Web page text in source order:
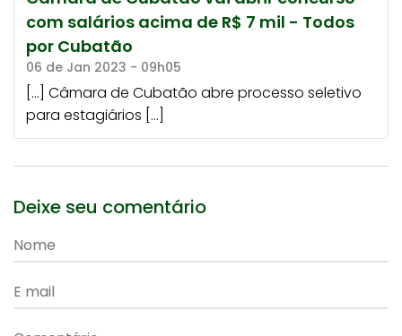
com salários acima de R$ 7 mil - Todos
por Cubatão
06 de Jan 2023 - 09h05
[…] Câmara de Cubatão abre processo seletivo
para estagiários […]
Deixe seu comentário